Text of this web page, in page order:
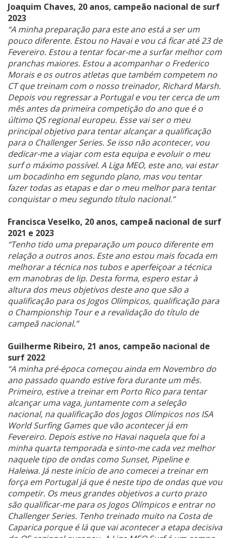
Joaquim Chaves, 20 anos, campeão nacional de surf
2023
“A minha preparação para este ano está a ser um
pouco diferente. Estou no Havai e vou cá ficar até 23 de
Fevereiro. Estou a tentar focar-me a surfar melhor com
pranchas maiores. Estou a acompanhar o Frederico
Morais e os outros atletas que também competem no
CT que treinam com o nosso treinador, Richard Marsh.
Depois vou regressar a Portugal e vou ter cerca de um
mês antes da primeira competição do ano que é o
último QS regional europeu. Esse vai ser o meu
principal objetivo para tentar alcançar a qualificação
para o Challenger Series. Se isso não acontecer, vou
dedicar-me a viajar com esta equipa e evoluir o meu
surf o máximo possível. A Liga MEO, este ano, vai estar
um bocadinho em segundo plano, mas vou tentar
fazer todas as etapas e dar o meu melhor para tentar
conquistar o meu segundo título nacional.”
Francisca Veselko, 20 anos, campeã nacional de surf
2021 e 2023
“Tenho tido uma preparação um pouco diferente em
relação a outros anos. Este ano estou mais focada em
melhorar a técnica nos tubos e aperfeiçoar a técnica
em manobras de lip. Desta forma, espero estar à
altura dos meus objetivos deste ano que são a
qualificação para os Jogos Olímpicos, qualificação para
o Championship Tour e a revalidação do título de
campeã nacional.”
Guilherme Ribeiro, 21 anos, campeão nacional de
surf 2022
“A minha pré-época começou ainda em Novembro do
ano passado quando estive fora durante um mês.
Primeiro, estive a treinar em Porto Rico para tentar
alcançar uma vaga, juntamente com a seleção
nacional, na qualificação dos Jogos Olímpicos nos ISA
World Surfing Games que vão acontecer já em
Fevereiro. Depois estive no Havai naquela que foi a
minha quarta temporada e sinto-me cada vez melhor
naquele tipo de ondas como Sunset, Pipeline e
Haleiwa. Já neste início de ano comecei a treinar em
força em Portugal já que é neste tipo de ondas que vou
competir. Os meus grandes objetivos a curto prazo
são qualificar-me para os Jogos Olímpicos e entrar no
Challenger Series. Tenho treinado muito na Costa de
Caparica porque é lá que vai acontecer a etapa decisiva